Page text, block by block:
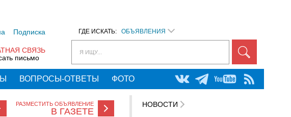
ГДЕ ИСКАТЬ: ОБЪЯВЛЕНИЯ
Я ИЩУ...
Подписка
СВЯЗЬ
письмо
ВОПРОСЫ-ОТВЕТЫ ФОТО
РАЗМЕСТИТЬ ОБЪЯВЛЕНИЕ
В ГАЗЕТЕ
НОВОСТИ